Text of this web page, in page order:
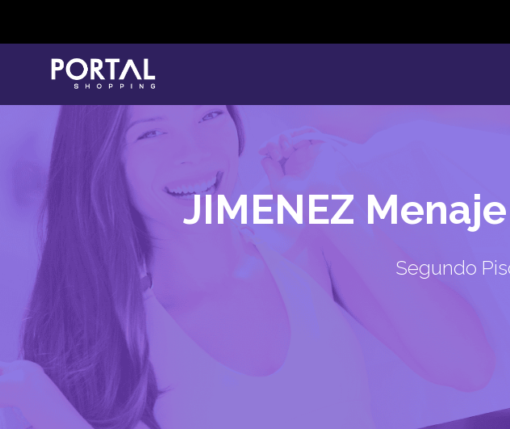
JIMENEZ
Segundo